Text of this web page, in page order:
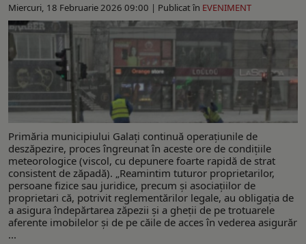
Miercuri, 18 Februarie 2026 09:00 | Publicat în EVENIMENT
Primăria municipiului Galați continuă operațiunile de
deszăpezire, proces îngreunat în aceste ore de condițiile
meteorologice (viscol, cu depunere foarte rapidă de strat
consistent de zăpadă). „Reamintim tuturor proprietarilor,
persoane fizice sau juridice, precum și asociațiilor de
proprietari că, potrivit reglementărilor legale, au obligația de
a asigura îndepărtarea zăpezii și a gheții de pe trotuarele
aferente imobilelor și de pe căile de acces în vederea asigurăr
...